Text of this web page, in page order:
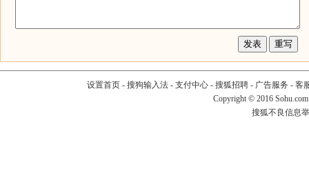
设置首页- 搜狗输入法- 支付中心- 搜狐招聘- 广告服务 - 客
Copyright © 2016
搜狐不良信息